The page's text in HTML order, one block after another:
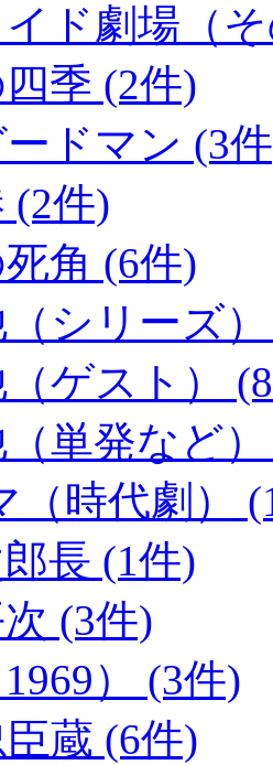
ド劇場（
季 (2件)
ドマン (3
(2件)
角 (6件)
シリーズ
ゲスト）
単発など
（時代劇）
長 (1件)
(3件)
） (3件)
蔵 (6件)